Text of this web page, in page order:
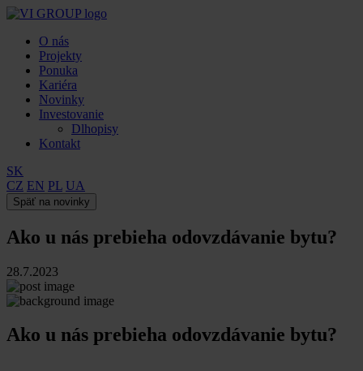
O nás
Projekty
Ponuka
Kariéra
Novinky
Investovanie
Dlhopisy
Kontakt
SK
CZ EN PL UA
Späť na novinky
Ako u nás prebieha odovzdávanie bytu?
28.7.2023
Ako u nás prebieha odovzdávanie bytu?